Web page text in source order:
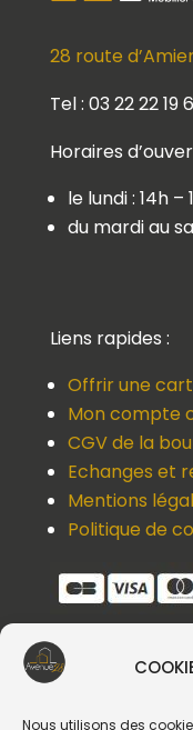
Nous utilisons des
28 route
Tel : 03 22 22 19
Horaires
le lundi : 14h –
du mardi au
Liens rapides :
Offrir une
Mon compte
CGV de la
Echanges et
Mentions
Politique de
Une question,
Contactez-nous